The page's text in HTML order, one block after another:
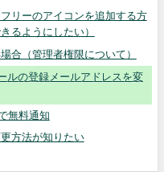
リーのアイコンを追加する方
るようにしたい）
合（管理者権限について）
ルの登録メールアドレスを変
無料通知
方法が知りたい